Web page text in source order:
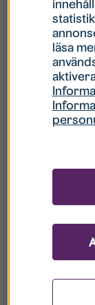
Hur
Hur
Vad
läsa